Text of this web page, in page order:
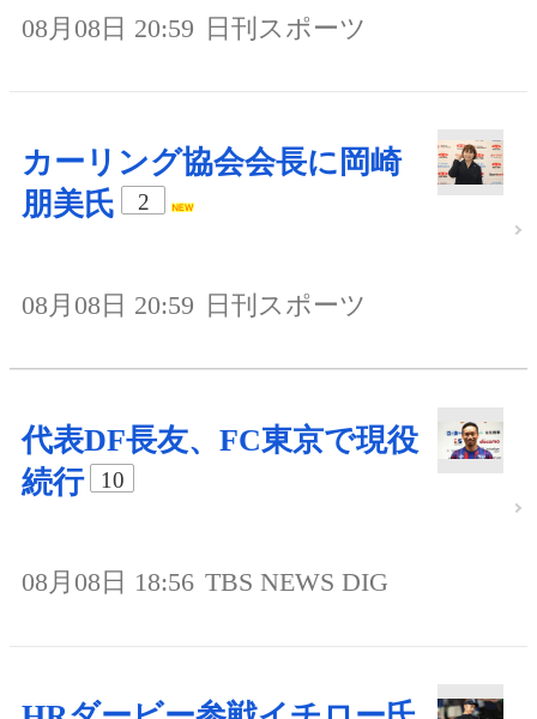
08月08日 20:59 日刊スポーツ
カーリング協会会長に岡崎
朋美氏
2
08月08日 20:59 日刊スポーツ
代表DF長友、FC東京で現役
続行
10
08月08日 18:56 TBS NEWS DIG